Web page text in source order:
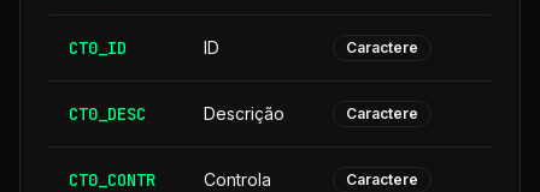
CT0_ID ID Caractere
CT0_DESC Descrição Caractere
CT0_CONTR Controla Caractere